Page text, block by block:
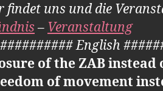
findet uns und die
– Veranstaltung
English
of the ZAB
of movement